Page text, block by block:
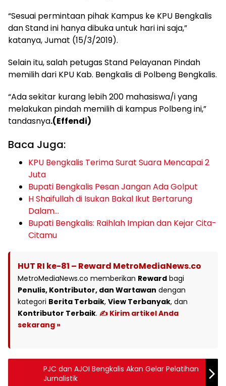
“Sesuai permintaan pihak Kampus ke KPU Bengkalis
dan Stand ini hanya dibuka untuk hari ini saja,”
katanya, Jumat (15/3/2019).
Selain itu, salah petugas Stand Pelayanan Pindah
memilih dari KPU Kab. Bengkalis di Polbeng Bengkalis.
“Ada sekitar kurang lebih 200 mahasiswa/i yang
melakukan pindah memilih di kampus Polbeng ini,”
tandasnya.(Effendi)
Baca Juga:
KPU Bengkalis Terima Surat Suara Mencapai 2
Juta
Bupati Bengkalis Pesan Jangan Ada Golput
H Shaifullah di Isukan Bakal Ikut Bertarung
Dalam…
Bupati Bengkalis: Raihlah Impian dan Kejar Cita-
Citamu
HUT RI ke-81 – Reward MetroMediaNews.co
MetroMediaNews.co memberikan Reward bagi
Penulis, Kontributor, dan Wartawan dengan
kategori Berita Terbaik, View Terbanyak, dan
Kontributor Terbaik. ✍️ Kirim artikel Anda
sekarang »
PJC dan AJOI Bengkalis Akan Gelar Pelatihan
Jurnalistik